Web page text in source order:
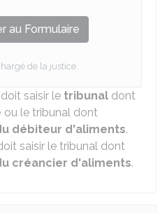
au Formulaire
de la justice
saisir le tribunal dont
ou le tribunal dont
débiteur d'aliments.
saisir le tribunal dont
créancier d'aliments.